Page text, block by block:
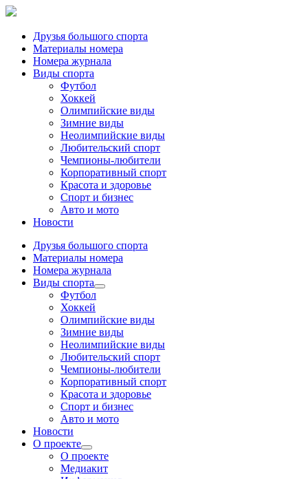
Друзья большого спорта
Материалы номера
Номера журнала
Виды спорта
Футбол
Хоккей
Олимпийские виды
Зимние виды
Неолимпийские виды
Любительский спорт
Чемпионы-любители
Корпоративный спорт
Красота и здоровье
Спорт и бизнес
Авто и мото
Новости
Друзья большого спорта
Материалы номера
Номера журнала
Виды спорта
Футбол
Хоккей
Олимпийские виды
Зимние виды
Неолимпийские виды
Любительский спорт
Чемпионы-любители
Корпоративный спорт
Красота и здоровье
Спорт и бизнес
Авто и мото
Новости
О проекте
О проекте
Медиакит